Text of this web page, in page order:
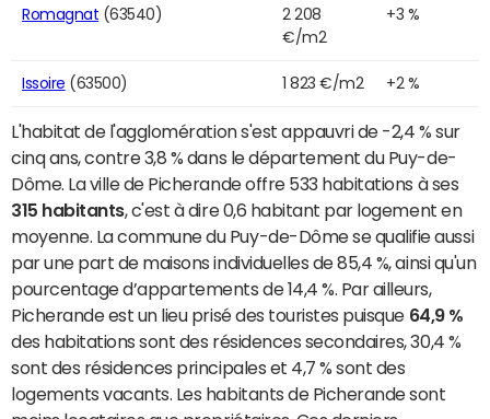
Romagnat (63540)
2 208
€/m2
+3 %
Issoire (63500) 1 823 €/m2 +2 %
L'habitat de l'agglomération s'est appauvri de -2,4 % sur
cinq ans, contre 3,8 % dans le département du Puy-de-
Dôme. La ville de Picherande offre 533 habitations à ses
315 habitants, c'est à dire 0,6 habitant par logement en
moyenne. La commune du Puy-de-Dôme se qualifie aussi
par une part de maisons individuelles de 85,4 %, ainsi qu'un
pourcentage d’appartements de 14,4 %. Par ailleurs,
Picherande est un lieu prisé des touristes puisque 64,9 %
des habitations sont des résidences secondaires, 30,4 %
sont des résidences principales et 4,7 % sont des
logements vacants. Les habitants de Picherande sont